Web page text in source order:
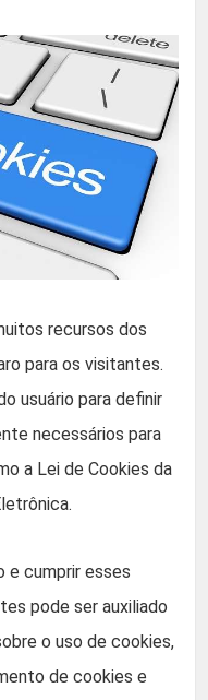
recursos dos
para os visitantes.
usuário para definir
necessários para
a Lei de Cookies da
e cumprir esses
pode ser auxiliado
o uso de cookies,
de cookies e